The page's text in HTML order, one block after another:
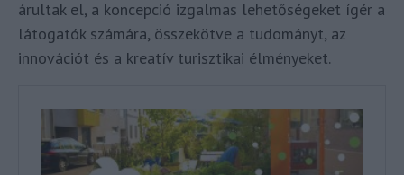
árultak el, a koncepció izgalmas lehetőségeket ígér a
látogatók számára, összekötve a tudományt, az
innovációt és a kreatív turisztikai élményeket.